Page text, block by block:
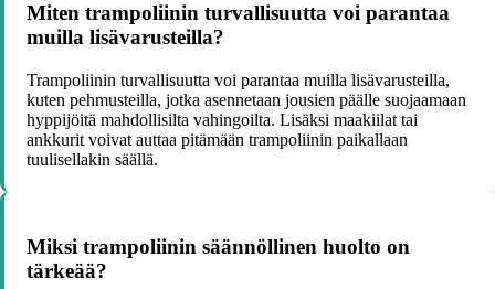
Miten trampoliinin turvallisuutta voi parantaa
muilla lisävarusteilla?
Trampoliinin turvallisuutta voi parantaa muilla lisävarusteilla,
kuten pehmusteilla, jotka asennetaan jousien päälle suojaamaan
hyppijöitä mahdollisilta vahingoilta. Lisäksi maakiilat tai
ankkurit voivat auttaa pitämään trampoliinin paikallaan
tuulisellakin säällä.
Miksi trampoliinin säännöllinen huolto on
tärkeää?